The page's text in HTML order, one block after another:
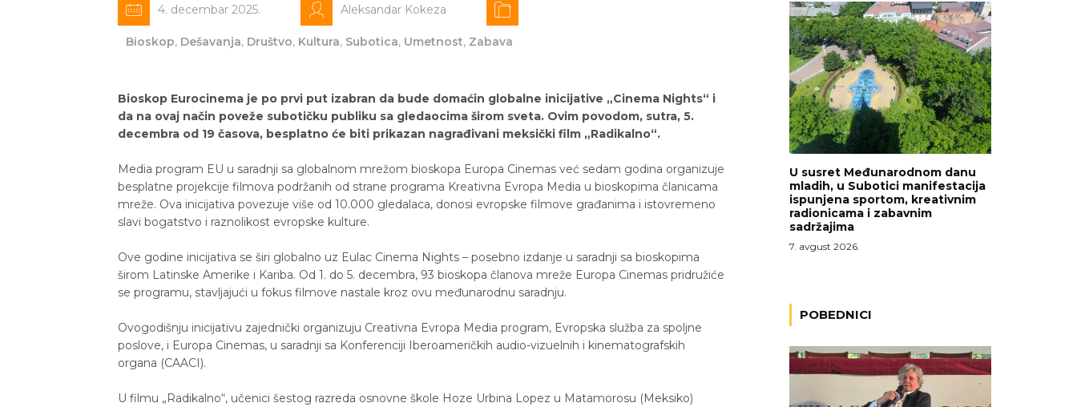
4. decembar 2025. Aleksandar Kokeza
Bioskop, Dešavanja, Društvo, Kultura, Subotica, Umetnost, Zabava
Bioskop Eurocinema je po prvi put izabran da bude domaćin globalne inicijative „Cinema Nights“ i
da na ovaj način poveže subotičku publiku sa gledaocima širom sveta. Ovim povodom, sutra, 5.
decembra od 19 časova, besplatno će biti prikazan nagrađivani meksički film „Radikalno“.
Media program EU u saradnji sa globalnom mrežom bioskopa Europa Cinemas već sedam godina organizuje
besplatne projekcije filmova podržanih od strane programa Kreativna Evropa Media u bioskopima članicama
mreže. Ova inicijativa povezuje više od 10.000 gledalaca, donosi evropske filmove građanima i istovremeno
slavi bogatstvo i raznolikost evropske kulture.
Ove godine inicijativa se širi globalno uz Eulac Cinema Nights – posebno izdanje u saradnji sa bioskopima
širom Latinske Amerike i Kariba. Od 1. do 5. decembra, 93 bioskopa članova mreže Europa Cinemas pridružiće
se programu, stavljajući u fokus filmove nastale kroz ovu međunarodnu saradnju.
Ovogodišnju inicijativu zajednički organizuju Creativna Evropa Media program, Evropska služba za spoljne
poslove, i Europa Cinemas, u saradnji sa Konferenciji Iberoameričkih audio-vizuelnih i kinematografskih
organa (CAACI).
U filmu „Radikalno“, učenici šestog razreda osnovne škole Hoze Urbina Lopez u Matamorosu (Meksiko)
U susret Međunarodnom danu
mladih, u Subotici manifestacija
ispunjena sportom, kreativnim
radionicama i zabavnim
sadržajima
7. avgust 2026.
POBEDNICI